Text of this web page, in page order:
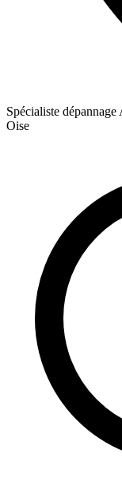
Spécialiste
Oise